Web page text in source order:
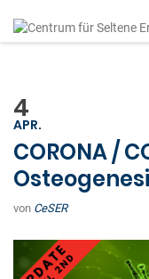
4
APR.
CORONA /
von CeSER